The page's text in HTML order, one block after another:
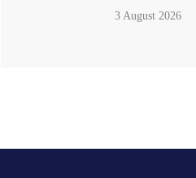
3 August 2026